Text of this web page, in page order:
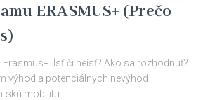
ERASMUS+ (Prečo
Ísť či neísť? Ako sa rozhodnúť?
výhod a potenciálnych nevýhod
mobilitu.